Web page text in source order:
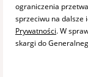
ograniczenia
sprzeciwu na dalsze
Prywatności. W
skargi do